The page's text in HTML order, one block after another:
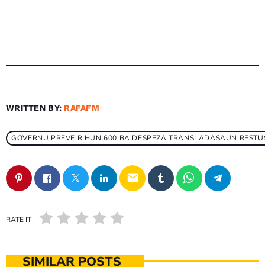
WRITTEN BY: RAFAFM
GOVERNU PREVE RIHUN 600 BA DESPEZA TRANSLADASAUN
email
RATE IT
SIMILAR POSTS